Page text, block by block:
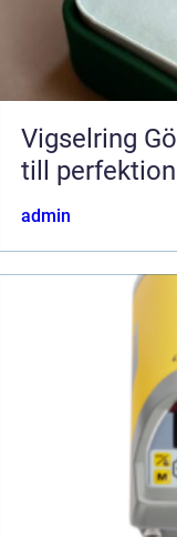
Vigselring
till perfektion
admin